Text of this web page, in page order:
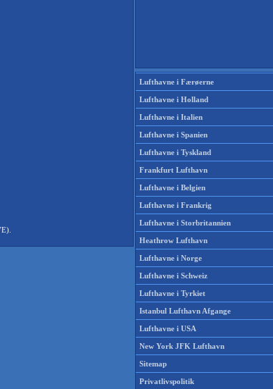
Lufthavne i Færøerne
Lufthavne i Holland
Lufthavne i Italien
Lufthavne i Spanien
Lufthavne i Tyskland
Frankfurt Lufthavn
Lufthavne i Belgien
Lufthavne i Frankrig
Lufthavne i Storbritannien
Heathrow Lufthavn
Lufthavne i Norge
Lufthavne i Schweiz
Lufthavne i Tyrkiet
Istanbul Lufthavn Afgange
Lufthavne i USA
New York JFK Lufthavn
Sitemap
Privatlivspolitik